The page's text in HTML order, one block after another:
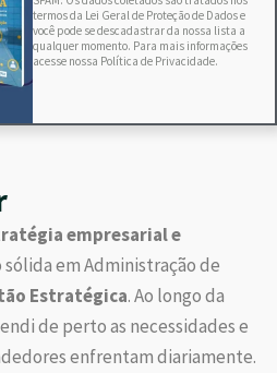
termos da Lei Geral de Proteção de Dados e
você pode se descadastrar da nossa lista a
qualquer momento. Para mais informações
acesse nossa Política de Privacidade.
empresarial e
sólida em Administração de
Estratégica. Ao longo da
de perto as necessidades e
enfrentam diariamente.